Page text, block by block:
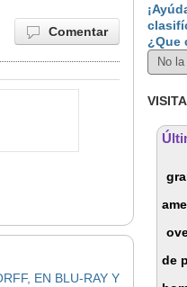
Comentar
EN BLU-RAY Y
¿Que
de